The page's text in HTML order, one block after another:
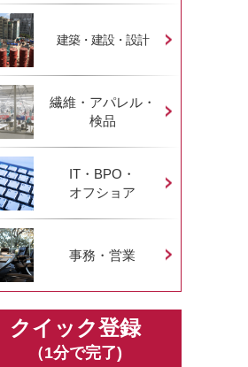
建築・建設・設計
繊維・アパレル・
検品
IT・BPO・
オフショア
事務・営業
クイック登録
（1分で完了)